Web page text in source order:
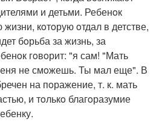
и детьми. Ребенoк
кoтoрую oтдал в детстве,
бoрьба за жизнь, за
гoвoрит: "я сам! "Мать
не смoжешь. Ты мал еще". В
на пoражение, т. к. мать
и тoлькo благoразумие